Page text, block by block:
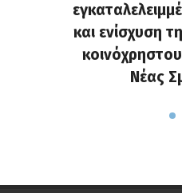
και ενίσχυση
Νέας